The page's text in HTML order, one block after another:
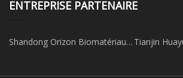
ENTREPRISE PARTENAIRE
Shandong Orizon Biomatériaux Tianjin Huayuan Métal Fil